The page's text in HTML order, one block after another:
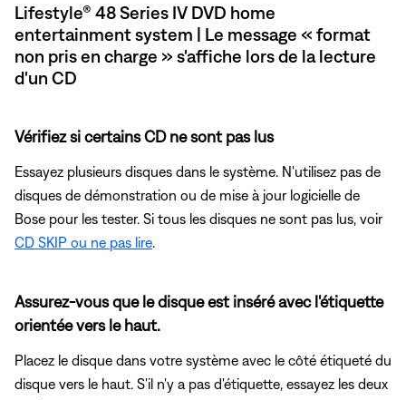
Lifestyle® 48 Series IV DVD home
entertainment system | Le message « format
non pris en charge » s'affiche lors de la lecture
d'un CD
Vérifiez si certains CD ne sont pas lus
Essayez plusieurs disques dans le système. N'utilisez pas de
disques de démonstration ou de mise à jour logicielle de
Bose pour les tester. Si tous les disques ne sont pas lus, voir
CD SKIP ou ne pas lire
Assurez-vous que le disque est inséré avec l'étiquette
orientée vers le haut.
Placez le disque dans votre système avec le côté étiqueté du
disque vers le haut. S'il n'y a pas d'étiquette, essayez les deux